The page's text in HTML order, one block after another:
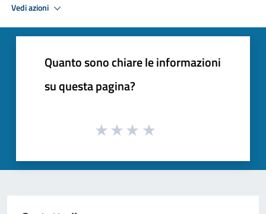
Vedi azioni
Quanto sono chiare le informazioni
su questa pagina?